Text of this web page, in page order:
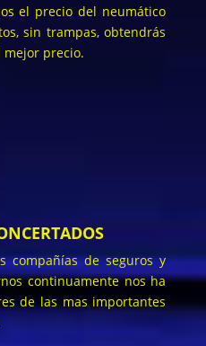
el precio del neumático
sin trampas, obtendrás
mejor precio.
compañías de seguros y
continuamente nos ha
de las mas importantes